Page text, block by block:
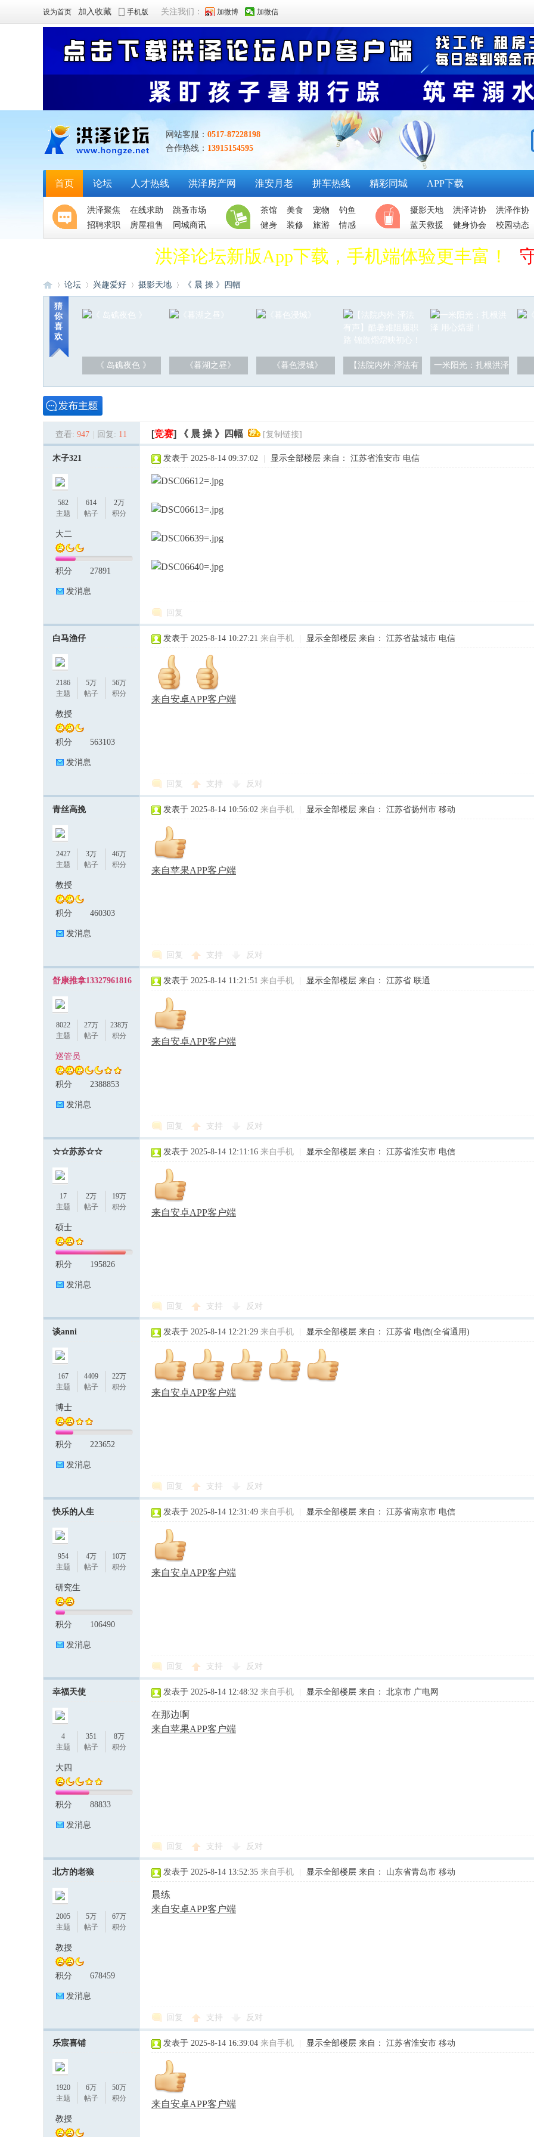
设为首页 加入收藏 手机版 关注我们： 加微博 加微信
网站客服： 0517-87228198
合作热线： 13915154595
首页 论坛 人才热线 洪泽房产网 淮安月老 拼车热线 精彩同城 APP下载
洪泽聚焦 在线求助
跳蚤市场
招聘求职
房屋租售 同城商讯
茶馆 美食 宠物
钓鱼
健身
装修 旅游 情感
摄影天地 洪泽诗协
洪泽作协
蓝天救援
健身协会 校园动态
洪泽论坛新版App下载，手机端体验更丰富！
»
论坛 兴趣爱好 摄影天地 《 晨 操 》四幅
猜
你
喜
欢
《 岛礁夜色 》 《暮湖之昼》 《暮色浸城》 【法院内外·泽法有 一米阳光：扎根洪泽
查看: 947 回复: 11 [竞赛] 《 晨 操 》四幅 [复制链接]
木子321
582
主题
614
帖子
2万
积分
大二
积分 27891
发消息
发表于 2025-8-14 09:37:02 显示全部楼层 来自： 江苏省淮安市 电信
回复
白马渔仔
2186
主题
5万
帖子
56万
积分
教授
积分 563103
发消息
发表于 2025-8-14 10:27:21 来自手机 显示全部楼层 来自： 江苏省盐城市 电信
来自安卓APP客户端
回复 支持 反对
青丝高挽
2427
主题
3万
帖子
46万
积分
教授
积分 460303
发消息
发表于 2025-8-14 10:56:02 来自手机 显示全部楼层 来自： 江苏省扬州市 移动
来自苹果APP客户端
回复 支持 反对
舒康推拿13327961816
8022
主题
27万
帖子
238万
积分
巡管员
积分 2388853
发消息
发表于 2025-8-14 11:21:51 来自手机 显示全部楼层 来自： 江苏省 联通
来自安卓APP客户端
回复 支持 反对
☆☆苏苏☆☆
17
主题
2万
帖子
19万
积分
硕士
积分 195826
发消息
发表于 2025-8-14 12:11:16 来自手机 显示全部楼层 来自： 江苏省淮安市 电信
来自安卓APP客户端
回复 支持 反对
谈anni
167
主题
4409
帖子
22万
积分
博士
积分 223652
发消息
发表于 2025-8-14 12:21:29 来自手机 显示全部楼层 来自： 江苏省 电信(全省通用)
来自安卓APP客户端
回复 支持 反对
快乐的人生
954
主题
4万
帖子
10万
积分
研究生
积分 106490
发消息
发表于 2025-8-14 12:31:49 来自手机 显示全部楼层 来自： 江苏省南京市 电信
来自安卓APP客户端
回复 支持 反对
幸福天使
4
主题
351
帖子
8万
积分
大四
积分 88833
发消息
发表于 2025-8-14 12:48:32 来自手机 显示全部楼层 来自： 北京市 广电网
在那边啊
来自苹果APP客户端
回复 支持 反对
北方的老狼
2005
主题
5万
帖子
67万
积分
教授
积分 678459
发消息
发表于 2025-8-14 13:52:35 来自手机 显示全部楼层 来自： 山东省青岛市 移动
晨练
来自安卓APP客户端
回复 支持 反对
乐宸喜铺
1920
主题
6万
帖子
50万
积分
教授
发表于 2025-8-14 16:39:04 来自手机 显示全部楼层 来自： 江苏省淮安市 移动
来自安卓APP客户端